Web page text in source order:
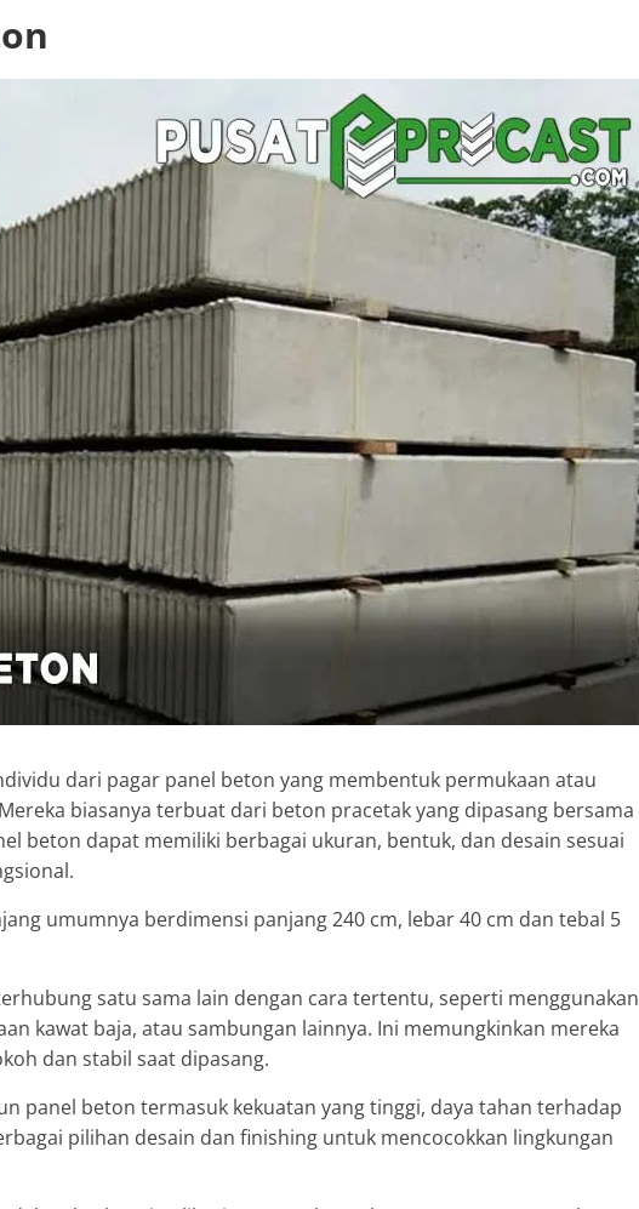
dari pagar panel beton yang membentuk permukaan atau
biasanya terbuat dari beton pracetak yang dipasang bersama
beton dapat memiliki berbagai ukuran, bentuk, dan desain sesuai
umumnya berdimensi panjang 240 cm, lebar 40 cm dan tebal 5
satu sama lain dengan cara tertentu, seperti menggunakan
kawat baja, atau sambungan lainnya. Ini memungkinkan mereka
dan stabil saat dipasang.
panel beton termasuk kekuatan yang tinggi, daya tahan terhadap
pilihan desain dan finishing untuk mencocokkan lingkungan